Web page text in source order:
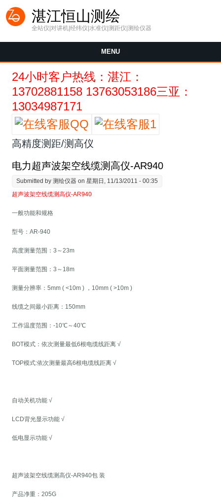
湛江恒山测绘
全站仪|对讲机|经纬仪|水准仪|测距仪|测绘仪器
MENU
24小时客户热线：湛江：
13702881158 13763053186三亚：
13034987171
高精度测距/测高仪
电力超声波架空线缆测高仪-AR940
Submitted by测绘仪器 on 星期日, 11/13/2011 - 00:35
超声波架空线缆测高仪-AR940
一般功能和规格
型号：AR-940
高度测量范围：3～23m
平面测量范围：3～18m
测量分辨率：5mm ( <10m ) ，10mm ( >10m )
线缆之间最小距离：150mm
工作温度范围：-10℃～40℃
BOT模式：依次测量最低6根电缆线距离 √
TOP模式:依次测量最高6根电缆线距离 √
自动关机功能 √
LCD背光显示功能 √
低电显示功能 √
超声波架空线缆测高仪-AR940包 装
产品净重：205G